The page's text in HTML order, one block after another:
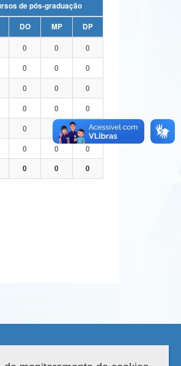
de pós-graduação
DO MP
DP
0 0
0
0 0
0
0 0
0
0 0
0
0
0
0 0
0
0 0 0